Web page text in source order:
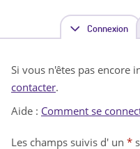
Connexion(
n
Si vous n'êtes pas encore
contacter.
Aide : Comment se
Les champs suivis d' un *